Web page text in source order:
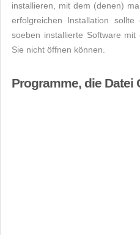
installieren, mit dem (denen)
erfolgreichen Installation
soeben installierte Software
Sie nicht öffnen können.
Programme, die Datei